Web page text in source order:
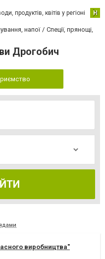
продуктів, квітів у регіоні Н
напої
Спеції, прянощі,
Дрогобич
виробництва"